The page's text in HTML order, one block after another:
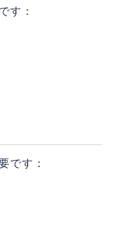
す：
です：